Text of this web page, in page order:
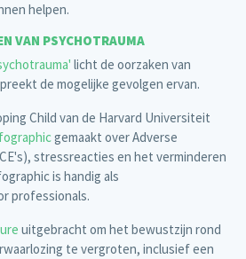
helpen.
VAN PSYCHOTRAUMA
licht de oorzaken van
de mogelijke gevolgen ervan.
Child van de Harvard Universiteit
gemaakt over Adverse
stressreacties en het verminderen
is handig als
professionals.
uitgebracht om het bewustzijn rond
te vergroten, inclusief een